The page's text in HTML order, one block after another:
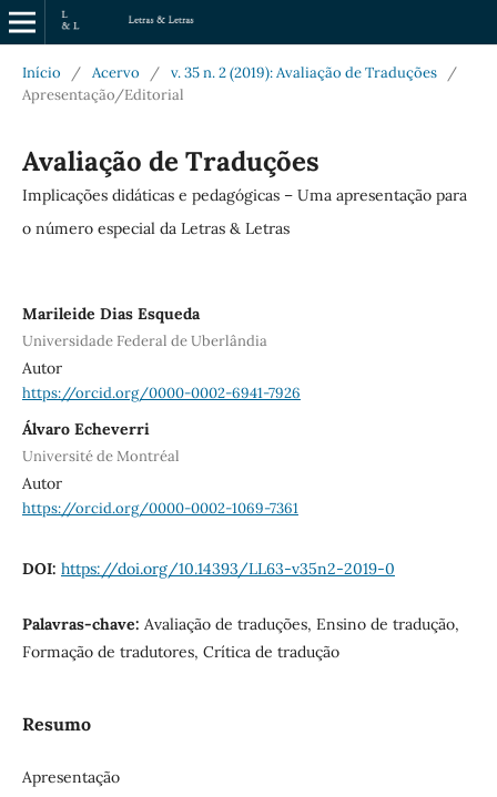
Início / Acervo / v. 35 n. 2 (2019): Avaliação de Traduções
/
Apresentação/Editorial
Avaliação de Traduções
Implicações didáticas e pedagógicas – Uma apresentação para
o número especial da Letras & Letras
Marileide Dias Esqueda
Universidade Federal de Uberlândia
Autor
https://orcid.org/0000-0002-6941-7926
Álvaro Echeverri
Université de Montréal
Autor
https://orcid.org/0000-0002-1069-7361
DOI: https://doi.org/10.14393/LL63-v35n2-2019-0
Palavras-chave: Avaliação de traduções, Ensino de tradução,
Formação de tradutores, Crítica de tradução
Resumo
Apresentação